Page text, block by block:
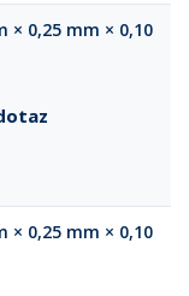
× 0,25 mm × 0,10
× 0,25 mm × 0,10